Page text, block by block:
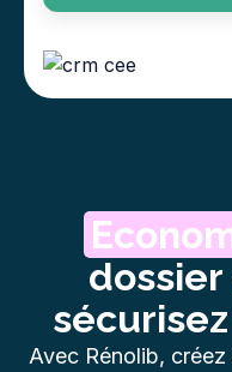
Avec Rénolib,